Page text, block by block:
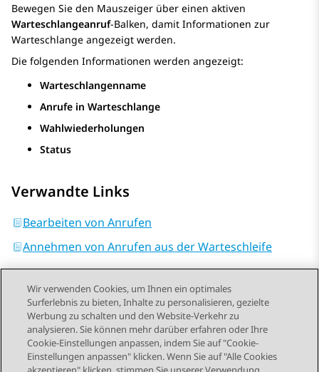
Bewegen Sie den Mauszeiger über einen aktiven
Warteschlangeanruf-Balken, damit Informationen zur
Warteschlange angezeigt werden.
Die folgenden Informationen werden angezeigt:
Warteschlangenname
Anrufe in Warteschlange
Wahlwiederholungen
Status
Verwandte Links
Bearbeiten von Anrufen
Annehmen von Anrufen aus der Warteschleife
Send Feedback
Wir verwenden Cookies, um Ihnen ein optimales
Surferlebnis zu bieten, Inhalte zu personalisieren, gezielte
Werbung zu schalten und den Website-Verkehr zu
analysieren. Sie können mehr darüber erfahren oder Ihre
Cookie-Einstellungen anpassen, indem Sie auf "Cookie-
Einstellungen anpassen" klicken. Wenn Sie auf "Alle Cookies